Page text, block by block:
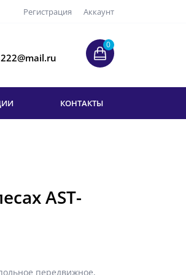
Регистрация Аккаунт
0
КОНТАКТЫ
AST-
передвижное,